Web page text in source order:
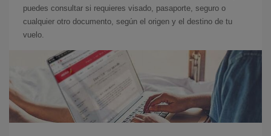
puedes consultar si requieres visado, pasaporte, seguro o
cualquier otro documento, según el origen y el destino de tu
vuelo.